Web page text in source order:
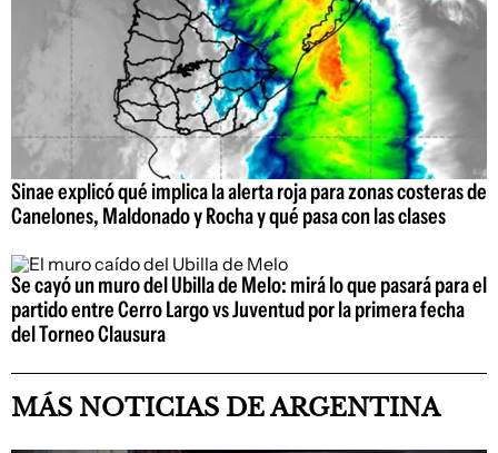
Sinae explicó qué implica la alerta roja para zonas costeras de
Canelones, Maldonado y Rocha y qué pasa con las clases
Se cayó un muro del Ubilla de Melo: mirá lo que pasará para el
partido entre Cerro Largo vs Juventud por la primera fecha
del Torneo Clausura
MÁS NOTICIAS DE ARGENTINA